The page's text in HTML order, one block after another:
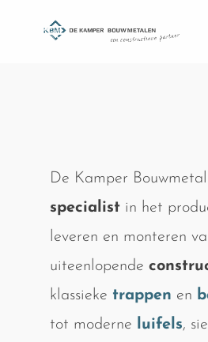
De Kamper
specialistin het
leveren en monteren
uiteenlopende
klassieke trappen en
tot moderne luifels,